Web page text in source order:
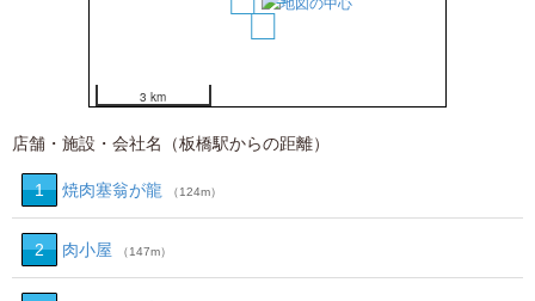
3 km
店舗・施設・会社名（板橋駅からの距離）
1 焼肉塞翁が龍 （124m）
2 肉小屋 （147m）